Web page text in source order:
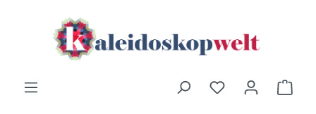
Zum Hauptinhalt springen
Du hast 0